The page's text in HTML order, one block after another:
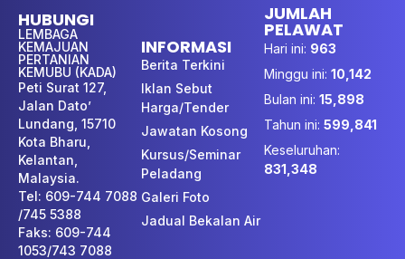
HUBUNGI
LEMBAGA
KEMAJUAN
PERTANIAN
KEMUBU (KADA)
Peti Surat 127,
Jalan Dato’
Lundang, 15710
Kota Bharu,
Kelantan,
Malaysia.
Tel: 609-744 7088
/745 5388
Faks: 609-744
1053/743 7088
INFORMASI
Berita Terkini
Iklan Sebut
Harga/Tender
Jawatan Kosong
Kursus/Seminar
Peladang
Galeri Foto
Jadual Bekalan Air
JUMLAH
PELAWAT
Hari ini: 963
Minggu ini: 10,142
Bulan ini: 15,898
Tahun ini: 599,841
Keseluruhan:
831,348